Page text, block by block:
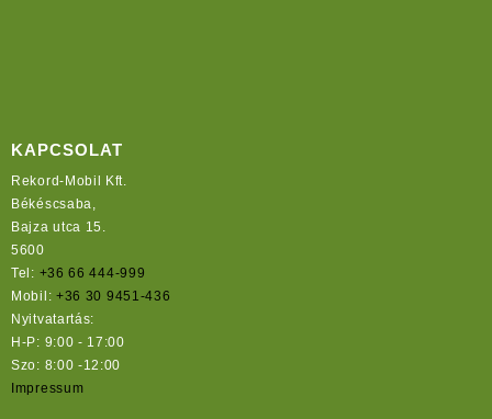
KAPCSOLAT
Rekord-Mobil Kft.
Békéscsaba,
Bajza utca 15.
5600
Tel: +36 66 444-999
Mobil: +36 30 9451-436
Nyitvatartás:
H-P: 9:00 - 17:00
Szo: 8:00 -12:00
Impressum